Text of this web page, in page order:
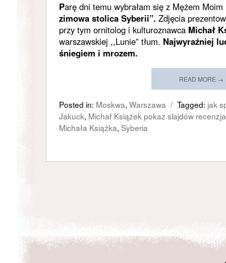
Parę dni temu wybrałam się z Mężem
zimowa stolica Syberii”. Zdjęcia
przy tym ornitolog i kulturoznawca Michał
warszawskiej ,,Lunie” tłum. Najwyraźniej
śniegiem i mrozem.
READ MORE →
Posted in: Moskwa, Warszawa / Tagged: jak
Jakuck, Michał Książek pokaz slajdów recenzja
Michała Książka, Syberia